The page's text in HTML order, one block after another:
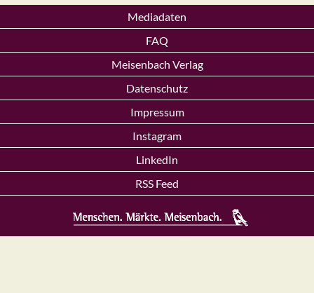
Mediadaten
FAQ
Meisenbach Verlag
Datenschutz
Impressum
Instagram
LinkedIn
RSS Feed